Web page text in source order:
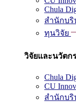
Chula
สำนักบริ
ทุนวิจัย
วิจัยและนวัตก
Chula
CU
สำนักบริ